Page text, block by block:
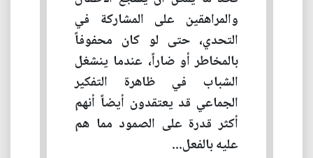
والمراهقين على المشاركة في
التحدي، حتى لو كان محفوفاً
بالمخاطر أو ضاراً، عندما ينشغل
الشباب في ظاهرة التفكير
الجماعي قد يعتقدون أيضاً أنهم
أكثر قدرة على الصمود مما هم
عليه بالفعل...